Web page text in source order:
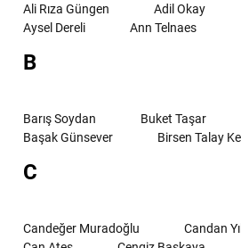
Ali Rıza Güngen
Adil Okay
Aysel Dereli
Ann Telnaes
B
Barış Soydan
Buket Taşar
Başak Günsever
Birsen Talay
C
Candeğer Muradoğlu
Candan